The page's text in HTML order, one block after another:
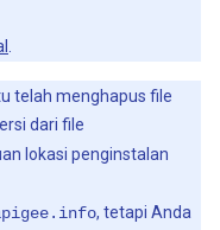
telah menghapus file
dari file
lokasi penginstalan
, tetapi Anda